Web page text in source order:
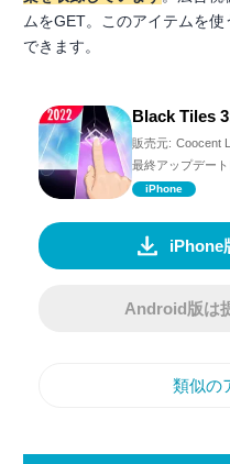
ムをGET。このアイテムを
できます。
Black Tiles
販売元: Coocent
最終アップデート
iPhone
iPhone
Android版は
類似の